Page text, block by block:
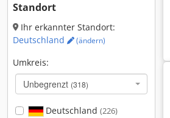
Standort
Ihr erkannter Standort:
Deutschland
(ändern)
Umkreis:
Unbegrenzt (318)
Deutschland (226)